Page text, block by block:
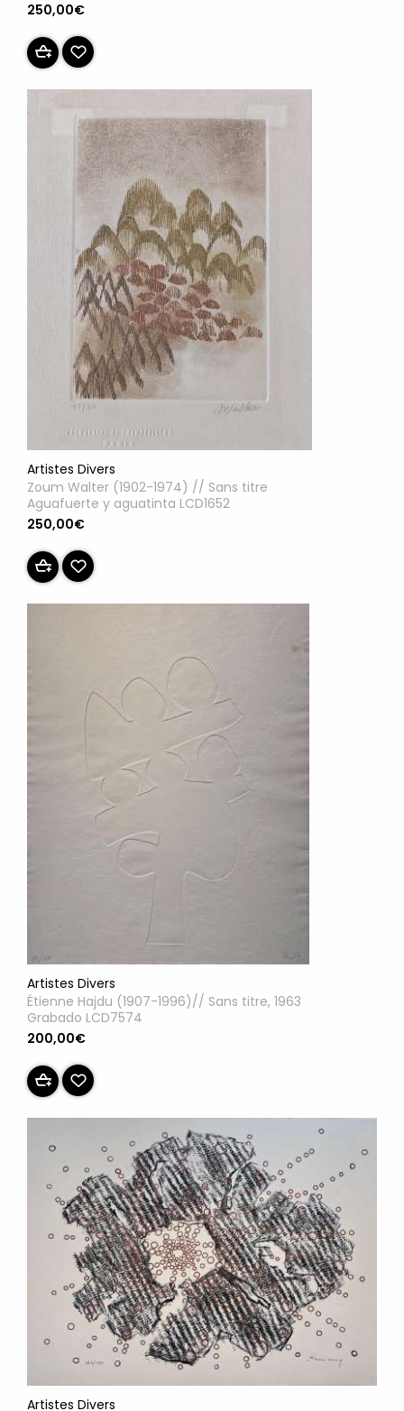
250,00€
Artistes Divers
Zoum Walter (1902-1974) // Sans titre
Aguafuerte y aguatinta LCD1652
250,00€
Artistes Divers
Étienne Hajdu (1907-1996)// Sans titre, 1963
Grabado LCD7574
200,00€
Artistes Divers